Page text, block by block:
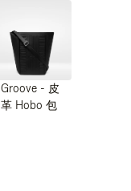
Groove - 皮
革 Hobo 包